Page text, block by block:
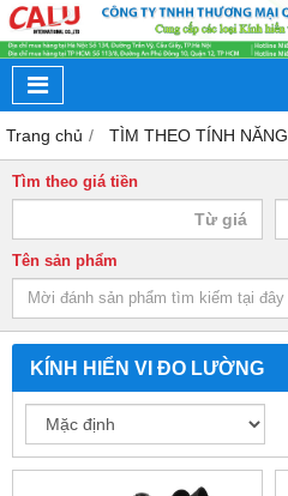
Trang chủ TÌM THEO TÍNH NĂNG
Tìm theo giá tiền
Tên sản phẩm
KÍNH HIỂN VI ĐO LƯỜNG